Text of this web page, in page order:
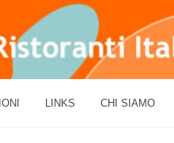
LINKS CHI SIAMO